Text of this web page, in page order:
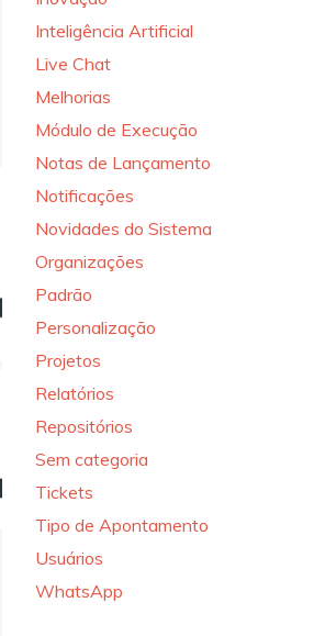
Inteligência Artificial
Live Chat
Melhorias
Módulo de Execução
Notas de Lançamento
Notificações
Novidades do Sistema
Organizações
Padrão
Personalização
Projetos
Relatórios
Repositórios
Sem categoria
Tickets
Tipo de Apontamento
Usuários
WhatsApp